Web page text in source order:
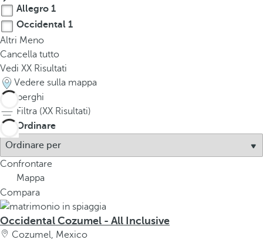
Allegro 1
Occidental 1
Altri Meno
Cancella tutto
Vedi XX Risultati
Vedere sulla mappa
2
alberghi
Filtra (XX Risultati)
Ordinare
Confrontare
Mappa
Compara
Occidental Cozumel - All Inclusive
Cozumel, Mexico